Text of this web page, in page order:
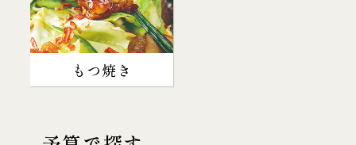
もつ焼き